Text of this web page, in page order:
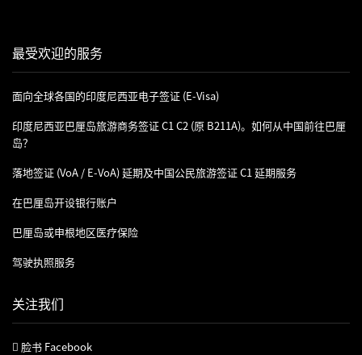
最受欢迎的服务
面向全球各国的印度尼西亚电子签证 (e-Visa)
印度尼西亚巴厘岛旅游商务签证 C1 C2 (原 B211A)。如何从中国前往巴厘
岛？
落地签证 (VoA / E-VoA) 延期及中国公民旅游签证 C1 延期服务
在巴厘岛开设银行账户
巴厘岛或申根地区医疗保险
驾驶执照服务
关注我们
脸书 Facebook